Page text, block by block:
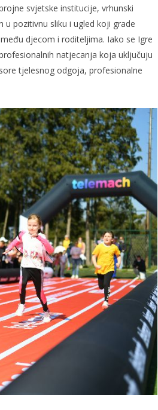
svjetske institucije, vrhunski
u pozitivnu sliku i ugled koji grade
djecom i roditeljima. Iako se Igre
natjecanja koja uključuju
tjelesnog odgoja, profesionalne